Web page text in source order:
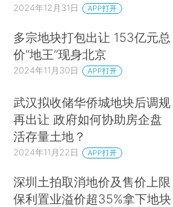
2024年12月31日 APP打开
多宗地块打包出让 153亿元总
价“地王”现身北京
2024年11月30日 APP打开
武汉拟收储华侨城地块后调规
再出让 政府如何协助房企盘
活存量土地？
2024年11月22日 APP打开
深圳土拍取消地价及售价上限
保利置业溢价超35%拿下地块